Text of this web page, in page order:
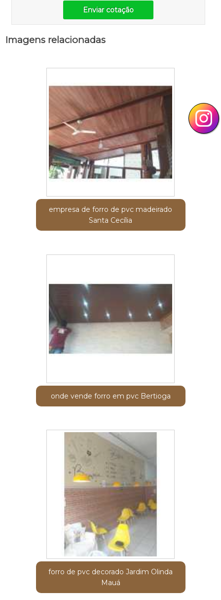
Enviar cotação
Imagens relacionadas
empresa de forro de pvc madeirado
Santa Cecília
onde vende forro em pvc Bertioga
forro de pvc decorado Jardim Olinda
Mauá